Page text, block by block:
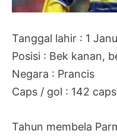
Tanggal lahir : 1
Posisi : Bek kanan,
Negara : Prancis
Caps / gol : 142
Tahun membela